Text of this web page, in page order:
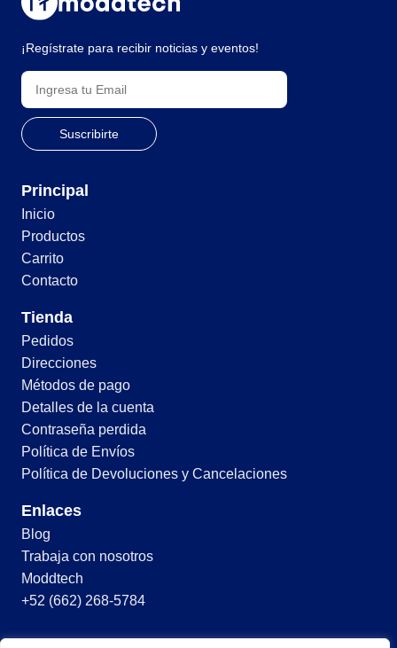
¡Regístrate para recibir noticias y eventos!
Principal
Inicio
Productos
Carrito
Contacto
Tienda
Pedidos
Direcciones
Métodos de pago
Detalles de la cuenta
Contraseña perdida
Política de Envíos
Política de Devoluciones y Cancelaciones
Enlaces
Blog
Trabaja con nosotros
Moddtech
+52 (662) 268-5784